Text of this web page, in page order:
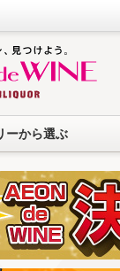
ーから選ぶ